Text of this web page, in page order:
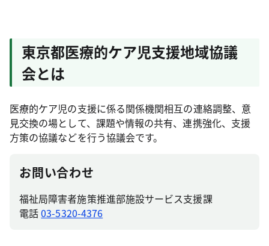
東京都医療的ケア児支援地域協議
会とは
医療的ケア児の支援に係る関係機関相互の連絡調整、意
見交換の場として、課題や情報の共有、連携強化、支援
方策の協議などを行う協議会です。
お問い合わせ
福祉局障害者施策推進部施設サービス支援課
電話03-5320-4376